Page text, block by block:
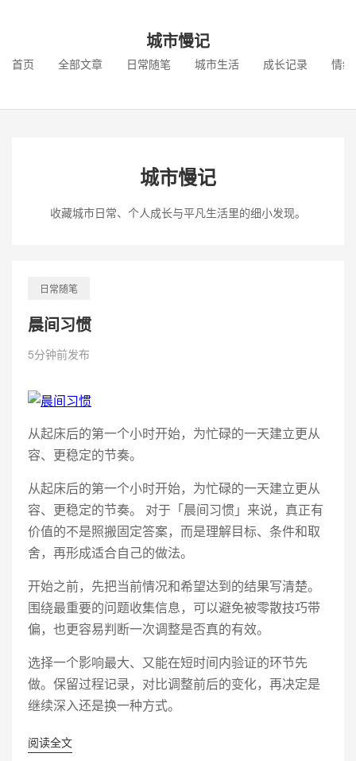
城市慢记
首页 全部文章 日常随笔 城市生活 成长记录 情
城市慢记
收藏城市日常、个人成长与平凡生活里的细小发现。
日常随笔
晨间习惯
5分钟前发布
从起床后的第一个小时开始，为忙碌的一天建立更从
容、更稳定的节奏。
从起床后的第一个小时开始，为忙碌的一天建立更从
容、更稳定的节奏。 对于「晨间习惯」来说，真正有
价值的不是照搬固定答案，而是理解目标、条件和取
舍，再形成适合自己的做法。
开始之前，先把当前情况和希望达到的结果写清楚。
围绕最重要的问题收集信息，可以避免被零散技巧带
偏，也更容易判断一次调整是否真的有效。
选择一个影响最大、又能在短时间内验证的环节先
做。保留过程记录，对比调整前后的变化，再决定是
继续深入还是换一种方式。
阅读全文